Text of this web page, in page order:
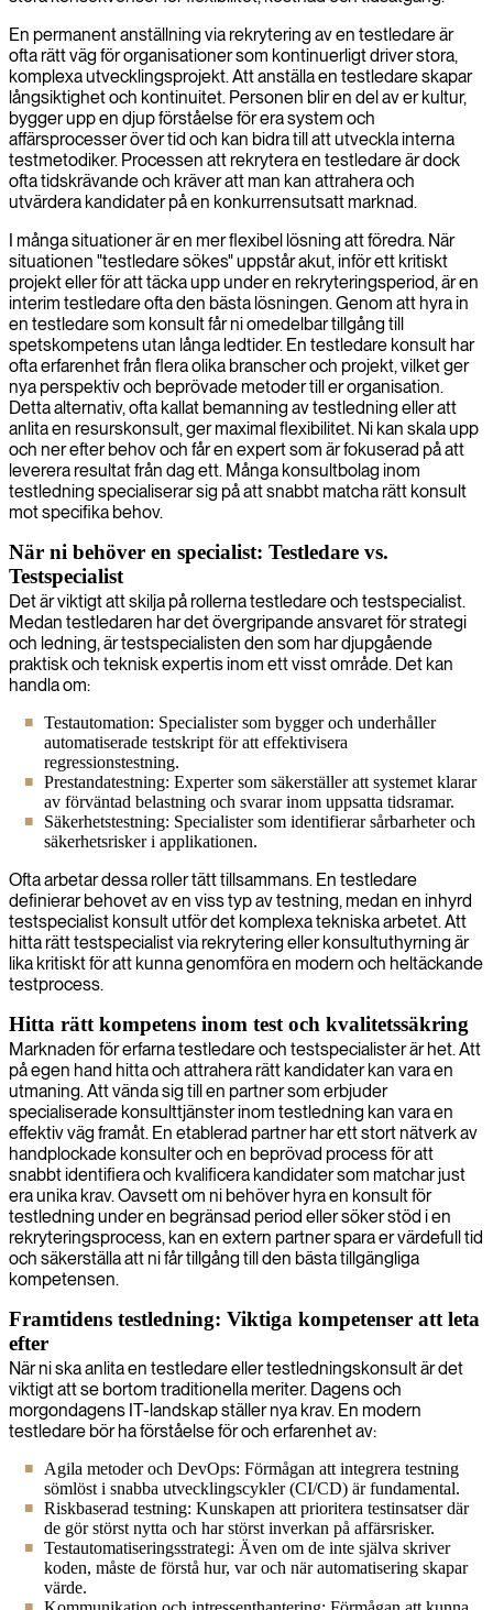
En permanent anställning via rekrytering av en testledare är
ofta rätt väg för organisationer som kontinuerligt driver stora,
komplexa utvecklingsprojekt. Att anställa en testledare skapar
långsiktighet och kontinuitet. Personen blir en del av er kultur,
bygger upp en djup förståelse för era system och
affärsprocesser över tid och kan bidra till att utveckla interna
testmetodiker. Processen att rekrytera en testledare är dock
ofta tidskrävande och kräver att man kan attrahera och
utvärdera kandidater på en konkurrensutsatt marknad.
I många situationer är en mer flexibel lösning att föredra. När
situationen "testledare sökes" uppstår akut, inför ett kritiskt
projekt eller för att täcka upp under en rekryteringsperiod, är en
interim testledare ofta den bästa lösningen. Genom att hyra in
en testledare som konsult får ni omedelbar tillgång till
spetskompetens utan långa ledtider. En testledare konsult har
ofta erfarenhet från flera olika branscher och projekt, vilket ger
nya perspektiv och beprövade metoder till er organisation.
Detta alternativ, ofta kallat bemanning av testledning eller att
anlita en resurskonsult, ger maximal flexibilitet. Ni kan skala upp
och ner efter behov och får en expert som är fokuserad på att
leverera resultat från dag ett. Många konsultbolag inom
testledning specialiserar sig på att snabbt matcha rätt konsult
mot specifika behov.
När ni behöver en specialist: Testledare vs.
Testspecialist
Det är viktigt att skilja på rollerna testledare och testspecialist.
Medan testledaren har det övergripande ansvaret för strategi
och ledning, är testspecialisten den som har djupgående
praktisk och teknisk expertis inom ett visst område. Det kan
handla om:
Testautomation: Specialister som bygger och underhåller
automatiserade testskript för att effektivisera
regressionstestning.
Prestandatestning: Experter som säkerställer att systemet klarar
av förväntad belastning och svarar inom uppsatta tidsramar.
Säkerhetstestning: Specialister som identifierar sårbarheter och
säkerhetsrisker i applikationen.
Ofta arbetar dessa roller tätt tillsammans. En testledare
definierar behovet av en viss typ av testning, medan en inhyrd
testspecialist konsult utför det komplexa tekniska arbetet. Att
hitta rätt testspecialist via rekrytering eller konsultuthyrning är
lika kritiskt för att kunna genomföra en modern och heltäckande
testprocess.
Hitta rätt kompetens inom test och kvalitetssäkring
Marknaden för erfarna testledare och testspecialister är het. Att
på egen hand hitta och attrahera rätt kandidater kan vara en
utmaning. Att vända sig till en partner som erbjuder
specialiserade konsulttjänster inom testledning kan vara en
effektiv väg framåt. En etablerad partner har ett stort nätverk av
handplockade konsulter och en beprövad process för att
snabbt identifiera och kvalificera kandidater som matchar just
era unika krav. Oavsett om ni behöver hyra en konsult för
testledning under en begränsad period eller söker stöd i en
rekryteringsprocess, kan en extern partner spara er värdefull tid
och säkerställa att ni får tillgång till den bästa tillgängliga
kompetensen.
Framtidens testledning: Viktiga kompetenser att leta
efter
När ni ska anlita en testledare eller testledningskonsult är det
viktigt att se bortom traditionella meriter. Dagens och
morgondagens IT-landskap ställer nya krav. En modern
testledare bör ha förståelse för och erfarenhet av:
Agila metoder och DevOps: Förmågan att integrera testning
sömlöst i snabba utvecklingscykler (CI/CD) är fundamental.
Riskbaserad testning: Kunskapen att prioritera testinsatser där
de gör störst nytta och har störst inverkan på affärsrisker.
Testautomatiseringsstrategi: Även om de inte själva skriver
koden, måste de förstå hur, var och när automatisering skapar
värde.